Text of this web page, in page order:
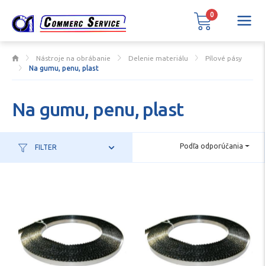
Nástroje na obrábanie Delenie materiálu
Pílové pásy
Na gumu, penu, plast
Na gumu, penu, plast
FILTER Podľa odporúčania
0